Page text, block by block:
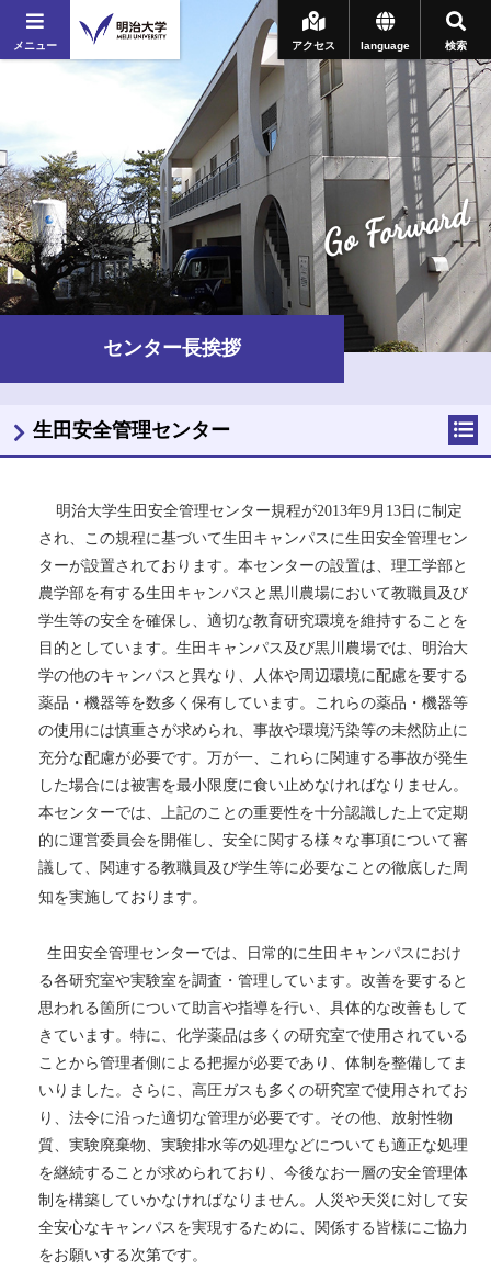
メニュー 検索
language
アクセス
Go Forward
センター長挨拶
明治大学生田安全管理センター規程が2013年9 月 13日に制定
され、この規程に基づいて生田キャンパスに生田安全管理セン
ターが設置されております。本センターの設置は、理工学部と
農学部を有する生田キャンパスと黒川農場において教職員及び
学生等の安全を確保し、適切な教育研究環境を維持することを
目的としています。生田キャンパス及び黒川農場では、明治大
学の他のキャンパスと異なり、人体や周辺環境に配慮を要する
薬品・機器等を数多く保有しています。これらの薬品・機器等
の使用には慎重さが求められ、事故や環境汚染等の未然防止に
充分な配慮が必要です。万が一、これらに関連する事故が発生
した場合には被害を最小限度に食い止めなければなりません。
本センターでは、上記のことの重要性を十分認識した上で定期
的に運営委員会を開催し、安全に関する様々な事項について審
議して、関連する教職員及び学生等に必要なことの徹底した周
知を実施しております。
生田安全管理センターでは、日常的に生田キャンパスにおけ
る各研究室や実験室を調査・管理しています。改善を要すると
思われる箇所について助言や指導を行い、具体的な改善もして
きています。特に、化学薬品は多くの研究室で使用されている
ことから管理者側による把握が必要であり、体制を整備してま
いりました。さらに、高圧ガスも多くの研究室で使用されてお
り、法令に沿った適切な管理が必要です。その他、放射性物
質、実験廃棄物、実験排水等の処理などについても適正な処理
を継続することが求められており、今後なお一層の安全管理体
制を構築していかなければなりません。人災や天災に対して安
全安心なキャンパスを実現するために、関係する皆様にご協力
をお願いする次第です。
生田安全管理センター